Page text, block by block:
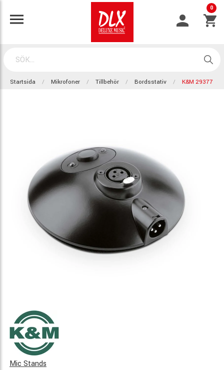
0
Startsida Mikrofoner Tillbehör Bordsstativ K&M 29377
Mic Stands